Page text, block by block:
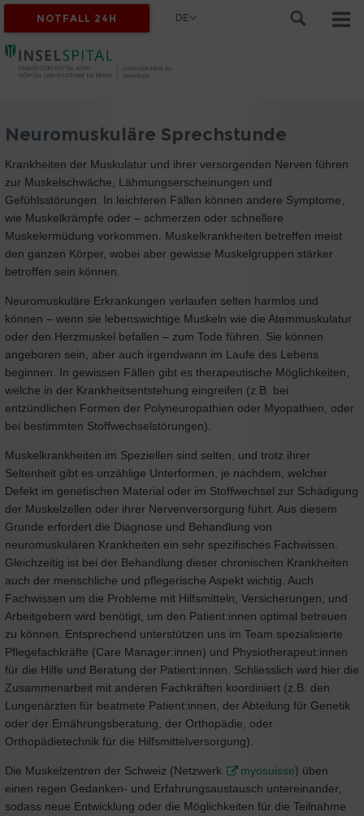
NOTFALL 24H DE
Neuromuskuläre Sprechstunde
Krankheiten der Muskulatur und ihrer versorgenden Nerven führen
zur Muskelschwäche, Lähmungserscheinungen und
Gefühlsstörungen. In leichteren Fällen können andere Symptome,
wie Muskelkrämpfe oder – schmerzen oder schnellere
Muskelermüdung vorkommen. Muskelkrankheiten betreffen meist
den ganzen Körper, wobei aber gewisse Muskelgruppen stärker
betroffen sein können.
Neuromuskuläre Erkrankungen verlaufen selten harmlos und
können – wenn sie lebenswichtige Muskeln wie die Atemmuskulatur
oder den Herzmuskel befallen – zum Tode führen. Sie können
angeboren sein, aber auch irgendwann im Laufe des Lebens
beginnen. In gewissen Fällen gibt es therapeutische Möglichkeiten,
welche in der Krankheitsentstehung eingreifen (z.B. bei
entzündlichen Formen der Polyneuropathien oder Myopathien, oder
bei bestimmten Stoffwechselstörungen).
Muskelkrankheiten im Speziellen sind selten, und trotz ihrer
Seltenheit gibt es unzählige Unterformen, je nachdem, welcher
Defekt im genetischen Material oder im Stoffwechsel zur Schädigung
der Muskelzellen oder ihrer Nervenversorgung führt. Aus diesem
Grunde erfordert die Diagnose und Behandlung von
neuromuskulären Krankheiten ein sehr spezifisches Fachwissen.
Gleichzeitig ist bei der Behandlung dieser chronischen Krankheiten
auch der menschliche und pflegerische Aspekt wichtig. Auch
Fachwissen um die Probleme mit Hilfsmitteln, Versicherungen, und
Arbeitgebern wird benötigt, um den Patient:innen optimal betreuen
zu können. Entsprechend unterstützen uns im Team spezialisierte
Pflegefachkräfte (Care Manager:innen) und Physiotherapeut:innen
für die Hilfe und Beratung der Patient:innen. Schliesslich wird hier die
Zusammenarbeit mit anderen Fachkräften koordiniert (z.B. den
Lungenärzten für beatmete Patient:innen, der Abteilung für Genetik
oder der Ernährungsberatung, der Orthopädie, oder
Orthopädietechnik für die Hilfsmittelversorgung).
Die Muskelzentren der Schweiz (Netzwerk myosuisse) üben
einen regen Gedanken- und Erfahrungsaustausch untereinander,
sodass neue Entwicklung oder die Möglichkeiten für die Teilnahme